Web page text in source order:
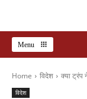
Menu
Home विदेश क्या ट्रंप
विदेश